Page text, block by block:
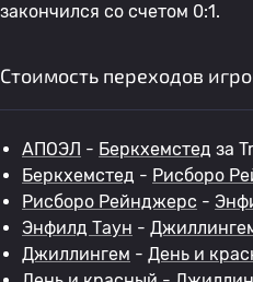
закончился со счетом 0:1.
Стоимость переходов
АПОЭЛ - Беркхемстед за
Беркхемстед - Рисборо
Рисборо Рейнджерс -
Энфилд Таун -
Джиллингем - День и